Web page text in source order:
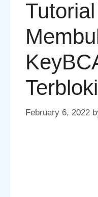
February 6, 2022